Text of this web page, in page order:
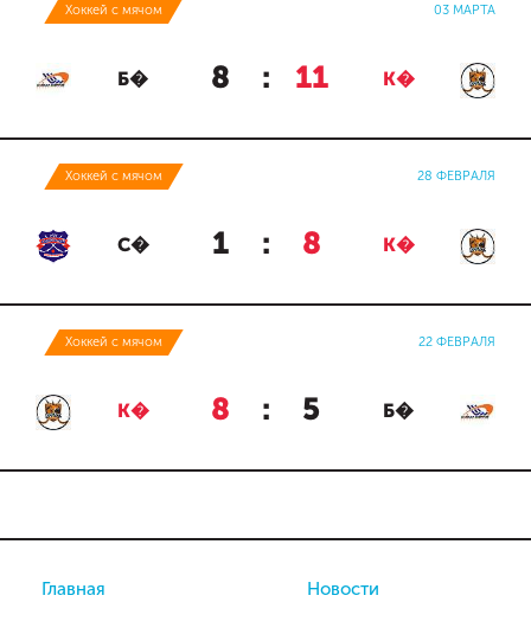
Хоккей с мячом 03 МАРТА
Б� 8 : 11 К�
Хоккей с мячом 28 ФЕВРАЛЯ
С� 1 : 8 К�
Хоккей с мячом 22 ФЕВРАЛЯ
К� 8 : 5 Б�
Главная Новости